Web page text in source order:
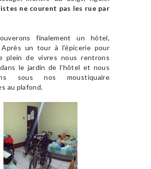
ne courent pas les rue par
finalement un hôtel,
Après un tour à l’épicerie pour
plein de vivres nous rentrons
le jardin de l’hôtel et nous
sous nos moustiquaire
au plafond.